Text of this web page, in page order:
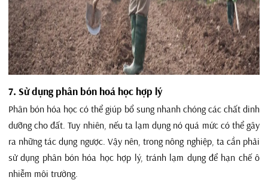
7. Sử dụng phân bón hoá học hợp lý
Phân bón hóa học có thể giúp bổ sung nhanh chóng các chất dinh
dưỡng cho đất. Tuy nhiên, nếu ta lạm dụng nó quá mức có thể gây
ra những tác dụng ngược. Vậy nên, trong nông nghiệp, ta cần phải
sử dụng phân bón hóa học hợp lý, tránh lạm dụng để hạn chế ô
nhiễm môi trường.